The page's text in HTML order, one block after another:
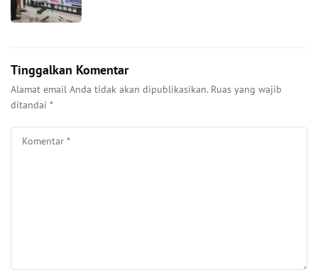
Tinggalkan Komentar
Alamat email Anda tidak akan dipublikasikan. Ruas yang wajib
ditandai *